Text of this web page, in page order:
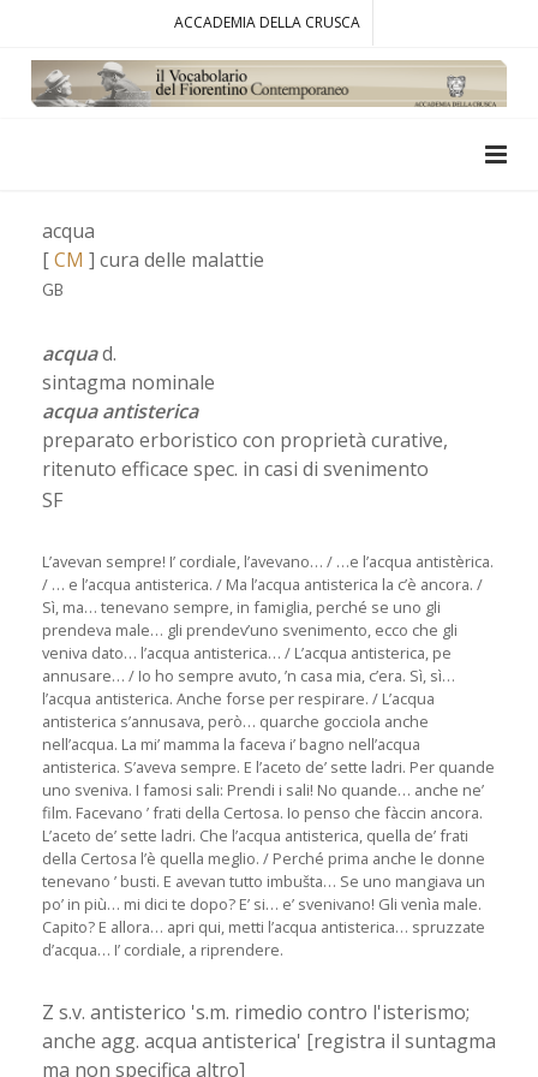
ACCADEMIA DELLA CRUSCA
acqua
[CM ] cura delle malattie
GB
acquad.
sintagma nominale
acqua antisterica
preparato erboristico con proprietà curative,
ritenuto efficace spec. in casi di svenimento
SF
L’avevan sempre! I’ cordiale, l’avevano… / …e l’acqua antistèrica.
/ … e l’acqua antisterica. / Ma l’acqua antisterica la c’è ancora. /
Sì, ma… tenevano sempre, in famiglia, perché se uno gli
prendeva male… gli prendev’uno svenimento, ecco che gli
veniva dato… l’acqua antisterica… / L’acqua antisterica, pe
annusare… / Io ho sempre avuto, ’n casa mia, c’era. Sì, sì…
l’acqua antisterica. Anche forse per respirare. / L’acqua
antisterica s’annusava, però… quarche gocciola anche
nell’acqua. La mi’ mamma la faceva i’ bagno nell’acqua
antisterica. S’aveva sempre. E l’aceto de’ sette ladri. Per quande
uno sveniva. I famosi sali: Prendi i sali! No quande… anche ne’
film. Facevano ’ frati della Certosa. Io penso che fàccin ancora.
L’aceto de’ sette ladri. Che l’acqua antisterica, quella de’ frati
della Certosa l’è quella meglio. / Perché prima anche le donne
tenevano ’ busti. E avevan tutto imbušta… Se uno mangiava un
po’ in più… mi dici te dopo? E’ si… e’ svenivano! Gli venìa male.
Capito? E allora… apri qui, metti l’acqua antisterica… spruzzate
d’acqua… I’ cordiale, a riprendere.
Z s.v. antisterico 's.m. rimedio contro l'isterismo;
anche agg. acqua antisterica' [registra il suntagma
ma non specifica altro]